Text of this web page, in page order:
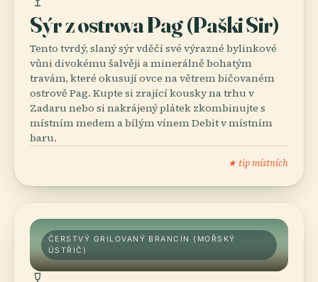
Sýr z ostrova Pag (Paški Sir)
Tento tvrdý, slaný sýr vděčí své výrazné bylinkové
vůni divokému šalvěji a minerálně bohatým
travám, které okusují ovce na větrem bičovaném
ostrově Pag. Kupte si zrající kousky na trhu v
Zadaru nebo si nakrájený plátek zkombinujte s
místním medem a bílým vínem Debit v místním
baru.
★ tip místních
ČERSTVÝ GRILOVANÝ BRANCIN (MOŘSKÝ
ÚSTŘIČ)